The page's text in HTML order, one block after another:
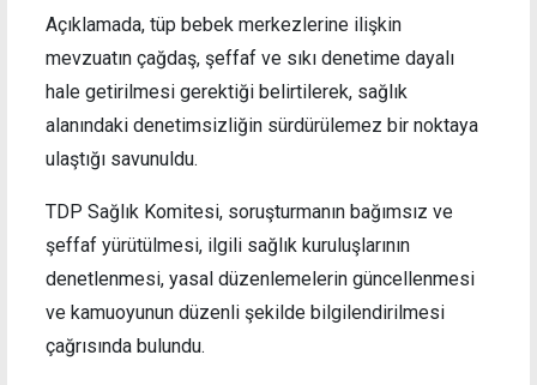
Açıklamada, tüp bebek merkezlerine ilişkin
mevzuatın çağdaş, şeffaf ve sıkı denetime dayalı
hale getirilmesi gerektiği belirtilerek, sağlık
alanındaki denetimsizliğin sürdürülemez bir noktaya
ulaştığı savunuldu.
TDP Sağlık Komitesi, soruşturmanın bağımsız ve
şeffaf yürütülmesi, ilgili sağlık kuruluşlarının
denetlenmesi, yasal düzenlemelerin güncellenmesi
ve kamuoyunun düzenli şekilde bilgilendirilmesi
çağrısında bulundu.